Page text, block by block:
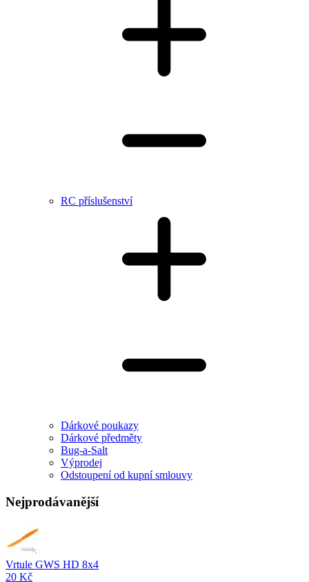
RC příslušenství
Dárkové poukazy
Dárkové předměty
Bug-a-Salt
Výprodej
Odstoupení od kupní smlouvy
Nejprodávanější
Vrtule GWS HD 8x4
20 Kč